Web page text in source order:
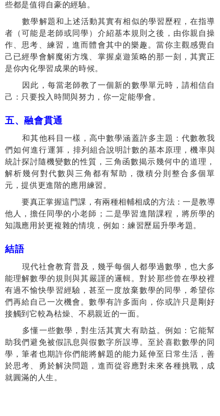
些都是值得自豪的經驗。
數學解題和上述活動其實有相似的學習歷程，在指導
者（可能是老師或同學）介紹基本規則之後，由你親自操
作、思考、練習，進而體會其中的樂趣。當你主觀感覺自
己已經學會解魔術方塊、掌握桌遊策略的那一刻，其實正
是你內化學習成果的時候。
因此，每當老師教了一個新的數學單元時，請相信自
己：只要投入時間與努力，你一定能學會。
五、融會貫通
和其他科目一樣，高中數學涵蓋許多主題：代數教我
們如何進行運算， 排列組合說明計數的基本原理，機率與
統計探討隨機變數的性質，三角函數揭示幾何中的道理，
解析幾何對代數與三角都有幫助，微積分則整合多個單
元，提供更進階的應用練習。
要真正掌握這門課，有兩種相輔相成的方法：一是教導
他人，擔任同 學的小老師；二是學習進階課程，將所學的
知識應用於更複雜的情境，例如：練習歷屆升學考題。
結語
現代社會教育普及，幾乎每個人都學過數學，也大多
能理解數學的規 則與其嚴謹的邏輯。對於那些曾在學校裡
有過不愉快學習經驗，甚至一度放棄數學的同學，希望你
們再給自己一次機會。數學有許多面向，你或許只是剛好
接觸到它較為枯燥、不易親近的一面。
多懂一些數學，對生活其實大有助益。例如：它能幫
助我們避免被假訊息與假數字所誤導。至於喜歡數學的同
學，筆者也期許你們能將解題的能力延伸至日常生活，善
於思考、勇於解決問題，進而從容應對未來各種挑戰，成
就圓滿的人生。